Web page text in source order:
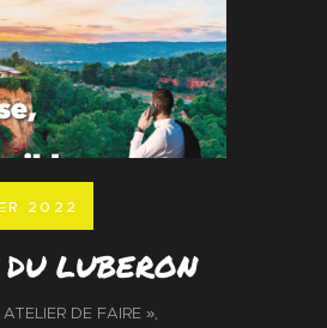
2022
LUBERON
DE FAIRE »,